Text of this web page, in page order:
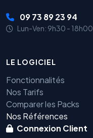
09 73 89 23 94
Lun-Ven: 9h30 - 18h00
LE LOGICIEL
Fonctionnalités
Nos Tarifs
Comparer les Packs
Nos Références
Connexion Client